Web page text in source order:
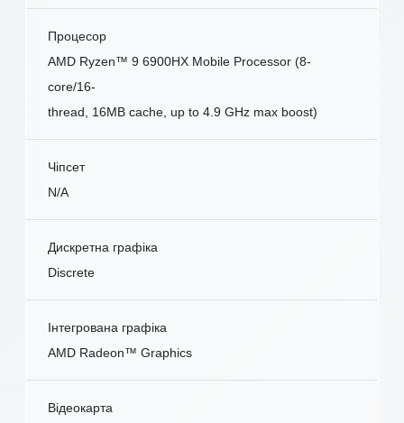
Процесор
AMD Ryzen™ 9 6900HX Mobile Processor (8-
core/16-
thread, 16MB cache, up to 4.9 GHz max boost)
Чіпсет
N/A
Дискретна графіка
Discrete
Інтегрована графіка
AMD Radeon™ Graphics
Відеокарта